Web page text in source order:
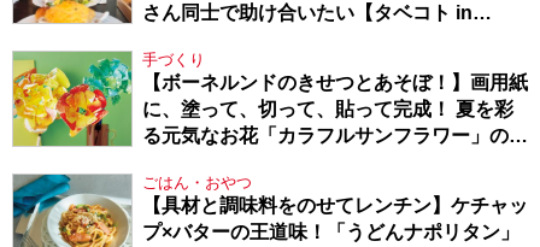
さん同士で助け合いたい【タベコト in
手づくり
【ボーネルンドのきせつとあそぼ！】画用紙
に、塗って、切って、貼って完成！ 夏を彩
る元気なお花「カラフルサンフラワー」の作
ごはん・おやつ
【具材と調味料をのせてレンチン】ケチャッ
プ×バターの王道味！「うどんナポリタン」